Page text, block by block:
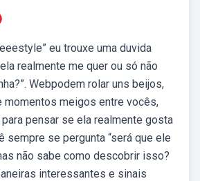
eu trouxe uma duvida
realmente me quer ou só não
Webpodem rolar uns beijos,
momentos meigos entre vocês,
pensar se ela realmente gosta
sempre se pergunta “será que ele
não sabe como descobrir isso?
interessantes e sinais